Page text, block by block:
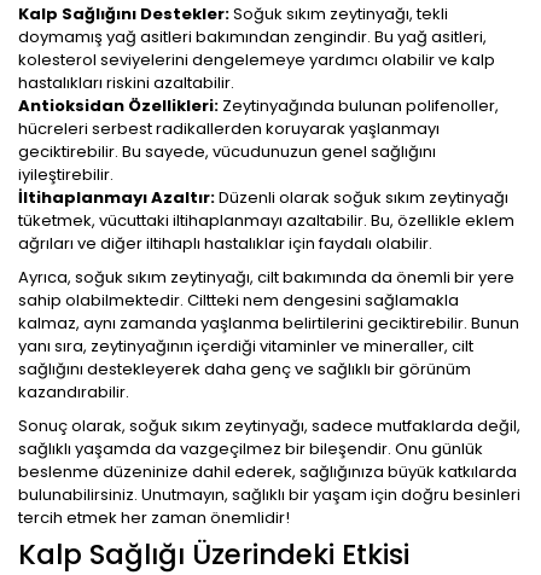
Kalp Sağlığını Destekler:Soğuk sıkım zeytinyağı, tekli
doymamış yağ asitleri bakımından zengindir. Bu yağ asitleri,
kolesterol seviyelerini dengelemeye yardımcı olabilir ve kalp
hastalıkları riskini azaltabilir.
Antioksidan Özellikleri: Zeytinyağında bulunan polifenoller,
hücreleri serbest radikallerden koruyarak yaşlanmayı
geciktirebilir. Bu sayede, vücudunuzun genel sağlığını
iyileştirebilir.
İltihaplanmayı Azaltır:Düzenli olarak soğuk sıkım zeytinyağı
tüketmek, vücuttaki iltihaplanmayı azaltabilir. Bu, özellikle eklem
ağrıları ve diğer iltihaplı hastalıklar için faydalı olabilir.
Ayrıca, soğuk sıkım zeytinyağı, cilt bakımında da önemli bir yere
sahip olabilmektedir. Ciltteki nem dengesini sağlamakla
kalmaz, aynı zamanda yaşlanma belirtilerini geciktirebilir. Bunun
yanı sıra, zeytinyağının içerdiği vitaminler ve mineraller, cilt
sağlığını destekleyerek daha genç ve sağlıklı bir görünüm
kazandırabilir.
Sonuç olarak, soğuk sıkım zeytinyağı, sadece mutfaklarda değil,
sağlıklı yaşamda da vazgeçilmez bir bileşendir. Onu günlük
beslenme düzeninize dahil ederek, sağlığınıza büyük katkılarda
bulunabilirsiniz. Unutmayın, sağlıklı bir yaşam için doğru besinleri
tercih etmek her zaman önemlidir!
Kalp Sağlığı Üzerindeki Etkisi